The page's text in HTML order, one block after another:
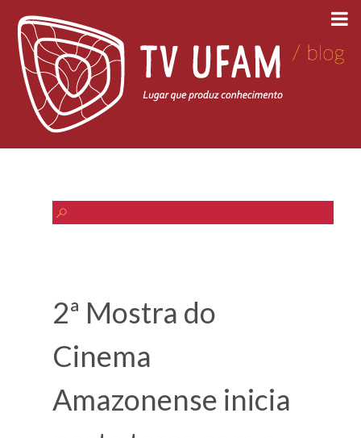
2ª Mostra do
Cinema
Amazonense inicia